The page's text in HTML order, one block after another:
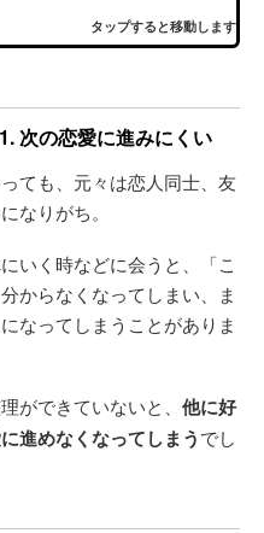
タップすると移動します
次の恋愛に進みにくい
ても、元々は恋人同士、友
なりがち。
いく時などに会うと、「こ
からなくなってしまい、ま
なってしまうことがありま
ができていないと、 他に好
進めなくなってしまうでし